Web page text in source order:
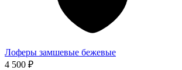
Лоферы замшевые бежевые
4 500 ₽